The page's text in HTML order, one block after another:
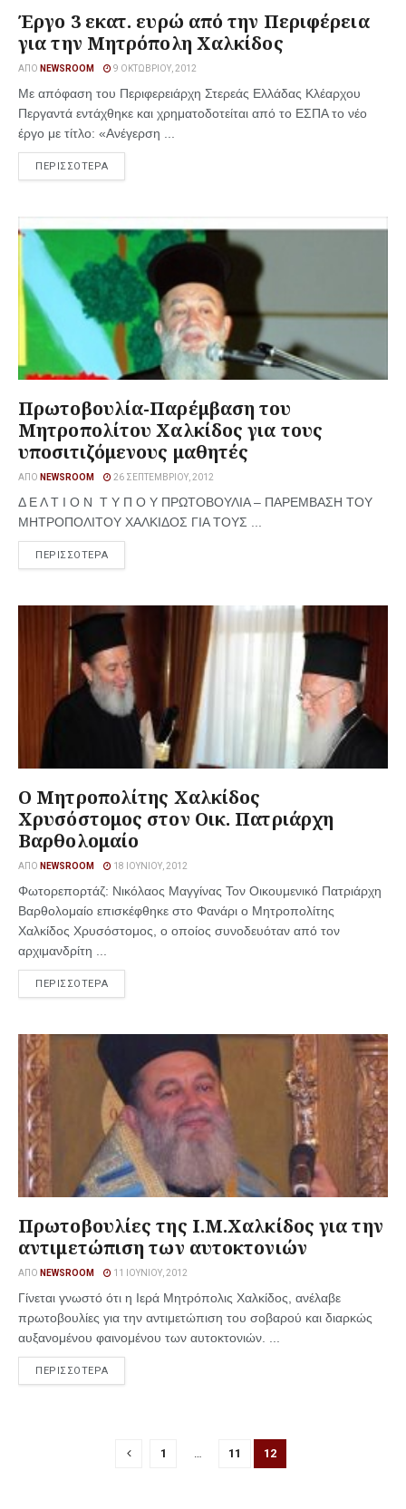
Έργο 3 εκατ. ευρώ από την Περιφέρεια
για την Μητρόπολη Χαλκίδος
ΑΠΌ NEWSROOM 9 ΟΚΤΩΒΡΊΟΥ, 2012
Με απόφαση του Περιφερειάρχη Στερεάς Ελλάδας Κλέαρχου
Περγαντά εντάχθηκε και χρηματοδοτείται από το ΕΣΠΑ το νέο
έργο με τίτλο: «Ανέγερση ...
ΠΕΡΙΣΣΟΤΕΡΑ
Πρωτοβουλία-Παρέμβαση του
Μητροπολίτου Χαλκίδος για τους
υποσιτιζόμενους μαθητές
ΑΠΌ NEWSROOM 26 ΣΕΠΤΕΜΒΡΊΟΥ, 2012
Δ Ε Λ Τ Ι Ο Ν Τ Υ Π Ο Υ ΠΡΩΤΟΒΟΥΛΙΑ – ΠΑΡΕΜΒΑΣΗ ΤΟΥ
ΜΗΤΡΟΠΟΛΙΤΟΥ ΧΑΛΚΙΔΟΣ ΓΙΑ ΤΟΥΣ ...
ΠΕΡΙΣΣΟΤΕΡΑ
Ο Μητροπολίτης Χαλκίδος
Χρυσόστομος στον Οικ. Πατριάρχη
Βαρθολομαίο
ΑΠΌ NEWSROOM 18 ΙΟΥΝΊΟΥ, 2012
Φωτορεπορτάζ: Νικόλαος Μαγγίνας Τον Οικουμενικό Πατριάρχη
Βαρθολομαίο επισκέφθηκε στο Φανάρι ο Μητροπολίτης
Χαλκίδος Χρυσόστομος, ο οποίος συνοδευόταν από τον
αρχιμανδρίτη ...
ΠΕΡΙΣΣΟΤΕΡΑ
Πρωτοβουλίες της Ι.Μ.Χαλκίδος για την
αντιμετώπιση των αυτοκτονιών
ΑΠΌ NEWSROOM 11 ΙΟΥΝΊΟΥ, 2012
Γίνεται γνωστό ότι η Ιερά Μητρόπολις Χαλκίδος, ανέλαβε
πρωτοβουλίες για την αντιμετώπιση του σοβαρού και διαρκώς
αυξανομένου φαινομένου των αυτοκτονιών. ...
ΠΕΡΙΣΣΟΤΕΡΑ
1 … 11 12